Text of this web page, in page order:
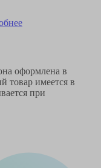
оформлена в
товар имеется в
при